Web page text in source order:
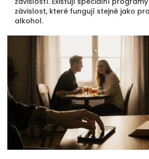
závislost, které fungují stejně jako
alkohol.